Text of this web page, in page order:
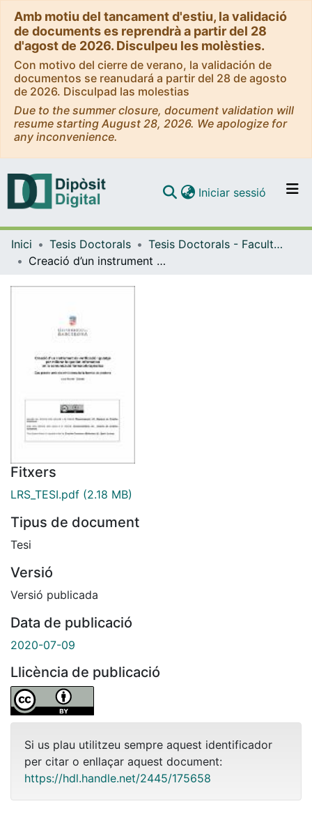
Amb motiu del tancament d'estiu, la validació
de documents es reprendrà a partir del 28
d'agost de 2026. Disculpeu les molèsties.
Con motivo del cierre de verano, la validación de
documentos se reanudará a partir del 28 de agosto
de 2026. Disculpad las molestias
Due to the summer closure, document validation will
resume starting August 28, 2026. We apologize for
any inconvenience.
Navega per tot el DD
Iniciar sessió (current)
Inici Tesis Doctorals
Tesis Doctorals - Facultat - Farmàcia i Ciències de l'Alimentació
Creació d’un instrument de verificació i guiatge per millorar la qualitat informativa en la comunicació farmacoterapèutica. Cas pràctic amb els inhibidors de la bomba de protons
Fitxers
LRS_TESI.pdf (2.18 MB)
Tipus de document
Tesi
Versió
Versió publicada
Data de publicació
2020-07-09
Llicència de publicació
Si us plau utilitzeu sempre aquest identificador
per citar o enllaçar aquest document:
https://hdl.handle.net/2445/175658